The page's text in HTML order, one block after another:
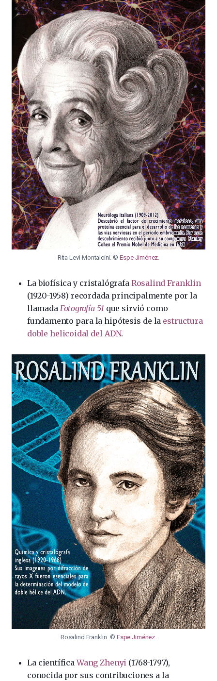
Rita Levi-Montalcini. ©Espe Jiménez.
La biofísica y cristalógrafa Rosalind Franklin
(1920-1958) recordada principalmente por la
llamada Fotografía 51 que sirvió como
fundamento para la hipótesis de la estructura
doble helicoidal del ADN.
Rosalind Franklin. ©Espe Jiménez.
La científicaWang Zhenyi (1768-1797),
conocida por sus contribuciones a la